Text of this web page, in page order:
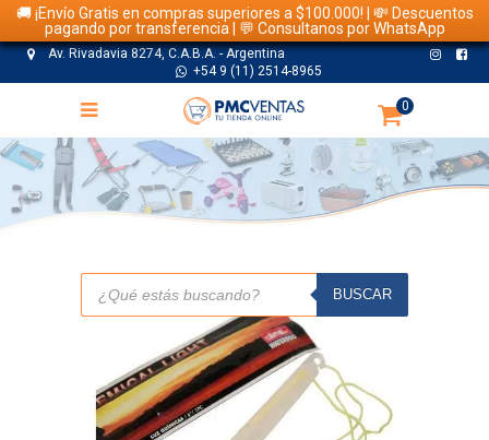
🚚 ¡Envío Gratis en compras superiores a $100.000! | 💸 Descuentos
pagando por transferencia | 💬 Consultanos por WhatsApp
Av. Rivadavia 8274, C.A.B.A. - Argentina
+54 9 (11) 2514-8965
0
TIENDA
Búsqueda
productos
BUSCAR